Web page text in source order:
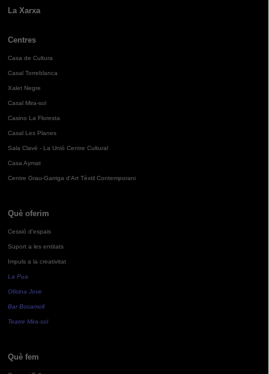
La Xarxa
Centres
Casa de Cultura
Casal Torreblanca
Xalet Negre
Casal Mira-sol
Casino La Floresta
Casal Les Planes
Sala Clavé - La Unió Centre Cultural
Casa Aymat
Centre Grau-Garriga d'Art Tèxtil Contemporani
Què oferim
Cessió d'espais
Suport a les entitats
Impuls a la creativitat
La Pua
Oficina Jove
Bar Bocamoll
Teatre Mira-sol
Què fem